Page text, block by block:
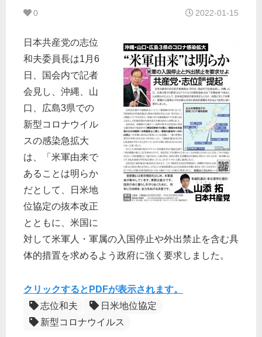
0 2022-01-15
日本共産党の志位
和夫委員長は1月6
日、国会内で記者
会見し、沖縄、山
口、広島3県での
新型コロナウイル
スの感染急拡大
は、「米軍由来で
あることは明らか
だとして、日米地
位協定の抜本改正
とともに、米国に
対して米軍人・軍属の入国停止や外出禁止を含む具
体的措置を求めるよう政府に強く要求しました。
クリックするとPDFが表示されます。
志位和夫
日米地位協定
新型コロナウイルス